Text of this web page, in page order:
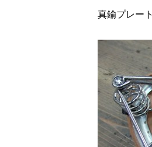
真鍮プレート